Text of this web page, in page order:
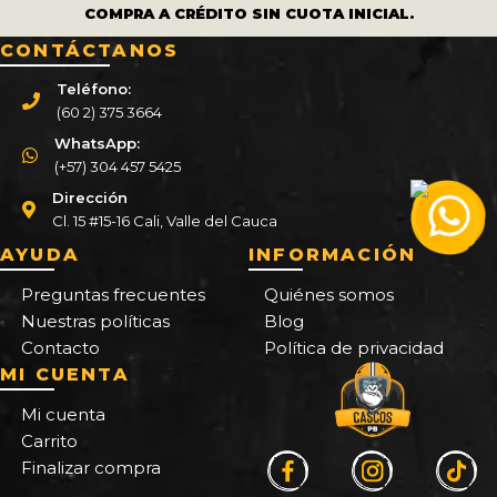
COMPRA A CRÉDITO SIN CUOTA INICIAL.
CONTÁCTANOS
Teléfono:
(60 2) 375 3664
WhatsApp:
(+57) 304 457 5425
Dirección
Cl. 15 #15-16 Cali, Valle del Cauca
AYUDA
Preguntas frecuentes
Nuestras políticas
Contacto
INFORMACIÓN
Quiénes somos
Blog
Política de privacidad
MI CUENTA
Mi cuenta
Carrito
Finalizar compra